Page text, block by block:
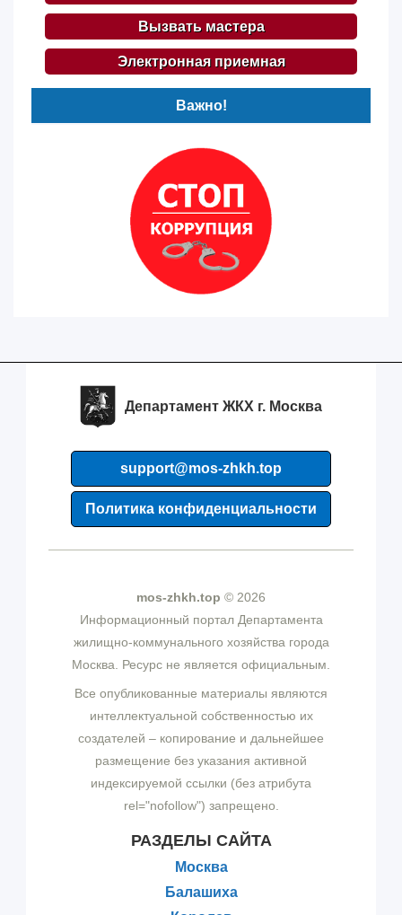
Вызвать мастера
Электронная приемная
Важно!
Департамент ЖКХ г. Москва
support@mos-zhkh.top
Политика конфиденциальности
mos-zhkh.top © 2026
Информационный портал Департамента
жилищно-коммунального хозяйства города
Москва. Ресурс не является официальным.
Все опубликованные материалы являются
интеллектуальной собственностью их
создателей – копирование и дальнейшее
размещение без указания активной
индексируемой ссылки (без атрибута
rel="nofollow") запрещено.
РАЗДЕЛЫ САЙТА
Москва
Балашиха